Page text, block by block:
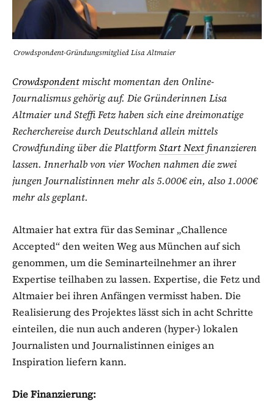
Crowdspondent-Gründungsmitglied Lisa Altmaier
Crowdspondent mischt momentan den Online-
Journalismus gehörig auf. Die Gründerinnen Lisa
Altmaier und Steffi Fetz haben sich eine dreimonatige
Recherchereise durch Deutschland allein mittels
Crowdfunding über die PlattformStart Nextfinanzieren
lassen. Innerhalb von vier Wochen nahmen die zwei
jungen Journalistinnen mehr als 5.000€ ein, also 1.000€
mehr als geplant.
Altmaier hat extra für das Seminar „Challence
Accepted“ den weiten Weg aus München auf sich
genommen, um die Seminarteilnehmer an ihrer
Expertise teilhaben zu lassen. Expertise, die Fetz und
Altmaier bei ihren Anfängen vermisst haben. Die
Realisierung des Projektes lässt sich in acht Schritte
einteilen, die nun auch anderen (hyper-) lokalen
Journalisten und Journalistinnen einiges an
Inspiration liefern kann.
Die Finanzierung: